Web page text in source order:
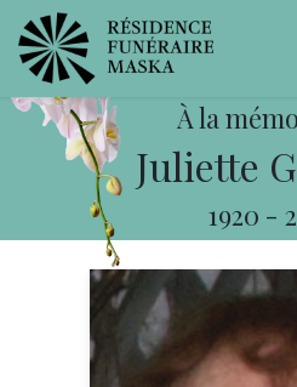
À la
Juliette
1920 -